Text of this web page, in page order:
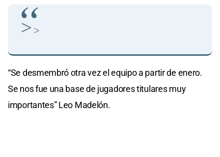
> >
“Se desmembró otra vez el equipo a partir de enero.
Se nos fue una base de jugadores titulares muy
importantes” Leo Madelón.